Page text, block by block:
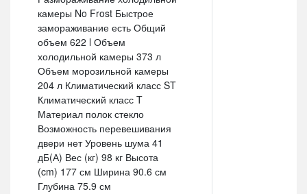
камеры No Frost Быстрое
замораживание есть Общий
объем 622 l Объем
холодильной камеры 373 л
Объем морозильной камеры
204 л Климатический класс ST
Климатический класс T
Материал полок стекло
Возможность перевешивания
двери нет Уровень шума 41
дБ(А) Вес (кг) 98 кг Высота
(cm) 177 см Ширина 90.6 см
Глубина 75.9 см